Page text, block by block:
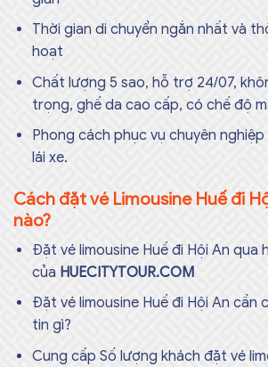
Thời gian di chuyển ngắn nhất và
hoạt
Chất lượng 5 sao, hỗ trợ 24/07,
trọng, ghế da cao cấp, có chế độ
Phong cách phục vụ chuyên
lái xe.
Cách đặt vé Limousine Huế đi
nào?
Đặt vé limousine Huế đi Hội An
của HUECITYTOUR.COM
Đặt vé limousine Huế đi Hội An cần
tin gì?
Cung cấp Số lượng khách đặt vé